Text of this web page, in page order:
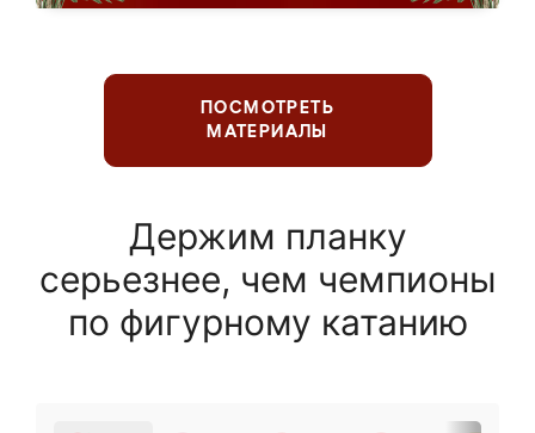
ПОСМОТРЕТЬ
МАТЕРИАЛЫ
Держим планку
серьезнее, чем чемпионы
по фигурному катанию